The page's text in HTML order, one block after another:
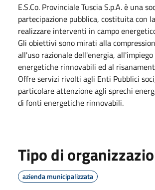
E.S.Co. Provinciale Tuscia S.p.A. è una
partecipazione pubblica, costituita con
realizzare interventi in campo
Gli obiettivi sono mirati alla
all'uso razionale dell'energia,
energetiche rinnovabili ed al
Offre servizi rivolti agli Enti Pubblici
particolare attenzione agli sprechi
di fonti energetiche rinnovabili.
Tipo di
azienda municipalizzata